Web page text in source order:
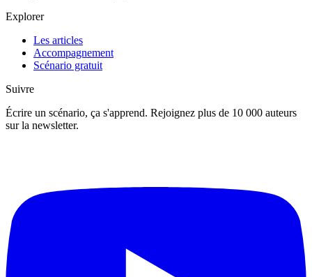
Explorer
Les articles
Accompagnement
Scénario gratuit
Suivre
Écrire un scénario, ça s'apprend. Rejoignez plus de 10 000 auteurs
sur la newsletter.